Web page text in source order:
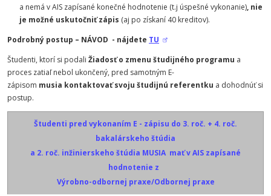
a nemá v AIS zapísané konečné hodnotenie (t.j úspešné vykonanie), nie
je možné uskutočniť zápis (aj po získaní 40 kreditov).
Podrobný postup – NÁVOD - nájdete TU
Študenti, ktorí si podali Žiadosť o zmenu študijného programu a
proces zatiaľ nebol ukončený, pred samotným E-
zápisom musia kontaktovať svoju študijnú referentku a dohodnúť si
postup.
Študenti pred vykonaním E - zápisu do 3. roč. + 4. roč.
bakalárskeho štúdia
a 2. roč. inžinierskeho štúdia MUSIA mať v AIS zapísané
hodnotenie z
Výrobno-odbornej praxe/Odbornej praxe